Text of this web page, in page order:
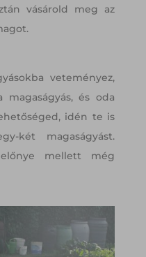
vásárold meg az
veteményez,
és oda
idén te is
két magaságyást.
előnye mellett még